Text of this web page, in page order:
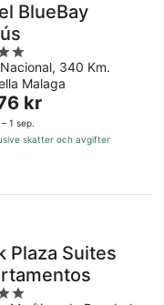
BlueBay
340 Km.
Malaga
kr
kr
1 sep.
skatter och avgifter
Plaza Suites